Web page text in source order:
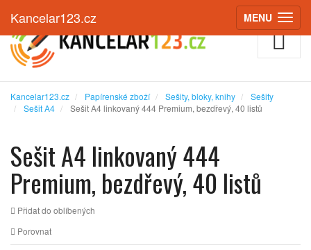
Kancelar123.cz Papírenské zboží Sešity, bloky, knihy
Sešity
Sešit A4
Sešit A4 linkovaný 444 Premium, bezdřevý, 40 listů
Sešit A4 linkovaný 444
Premium, bezdřevý, 40 listů
Přidat do oblíbených
Porovnat
MENU
Kancelar123.cz